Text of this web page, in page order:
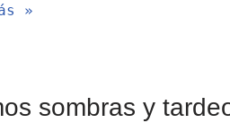
»
sombras y